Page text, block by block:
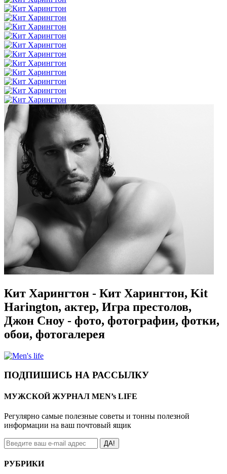
Кит Харингтон - Кит Харингтон, Kit
Harington, актер, Игра престолов,
Джон Сноу - фото, фотографии, фотки,
обои, фотогалерея
ПОДПИШИСЬ НА РАССЫЛКУ
МУЖСКОЙ ЖУРНАЛ MEN’s LIFE
Регулярно самые полезные советы и тонны полезной
информации на ваш почтовый ящик
ДА!
РУБРИКИ